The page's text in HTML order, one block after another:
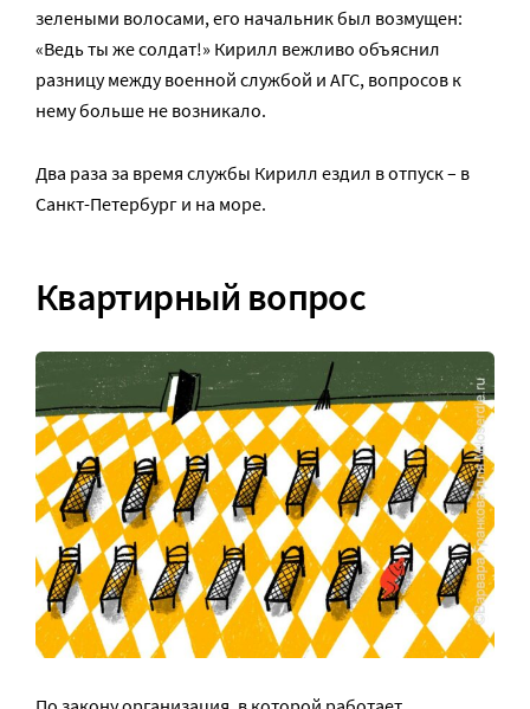
зелеными волосами, его начальник был возмущен:
«Ведь ты же солдат!» Кирилл вежливо объяснил
разницу между военной службой и АГС, вопросов к
нему больше не возникало.
Два раза за время службы Кирилл ездил в отпуск – в
Санкт-Петербург и на море.
Квартирный вопрос